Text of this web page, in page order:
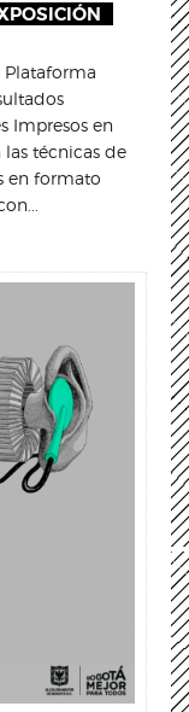
Plataforma
Impresos en
las técnicas de
en formato